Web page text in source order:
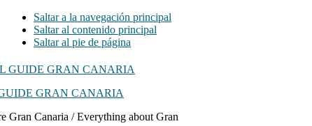
Saltar a la navegación principal
Saltar al contenido principal
Saltar al pie de página
GRAN CANARIA
Gran Canaria / Everything about Gran